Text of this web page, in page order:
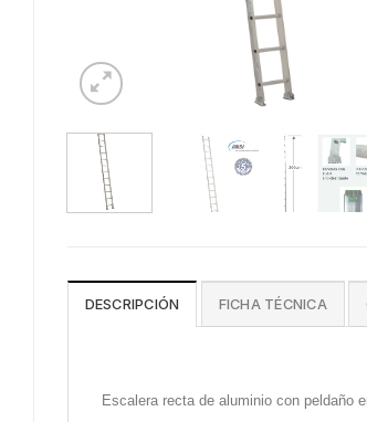
DESCRIPCIÓN FICHA TÉCNICA
Escalera recta de aluminio con peldaño